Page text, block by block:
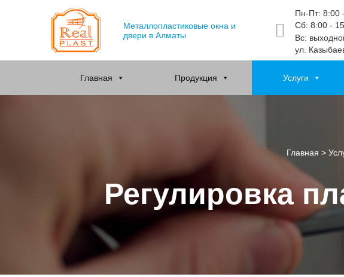
Металлопластиковые окна и
двери в Алматы
Пн-Пт: 8:00
Сб: 8:00 -
Вс:
ул.
Главная Продукция Услуги
Главная >
Регулировка